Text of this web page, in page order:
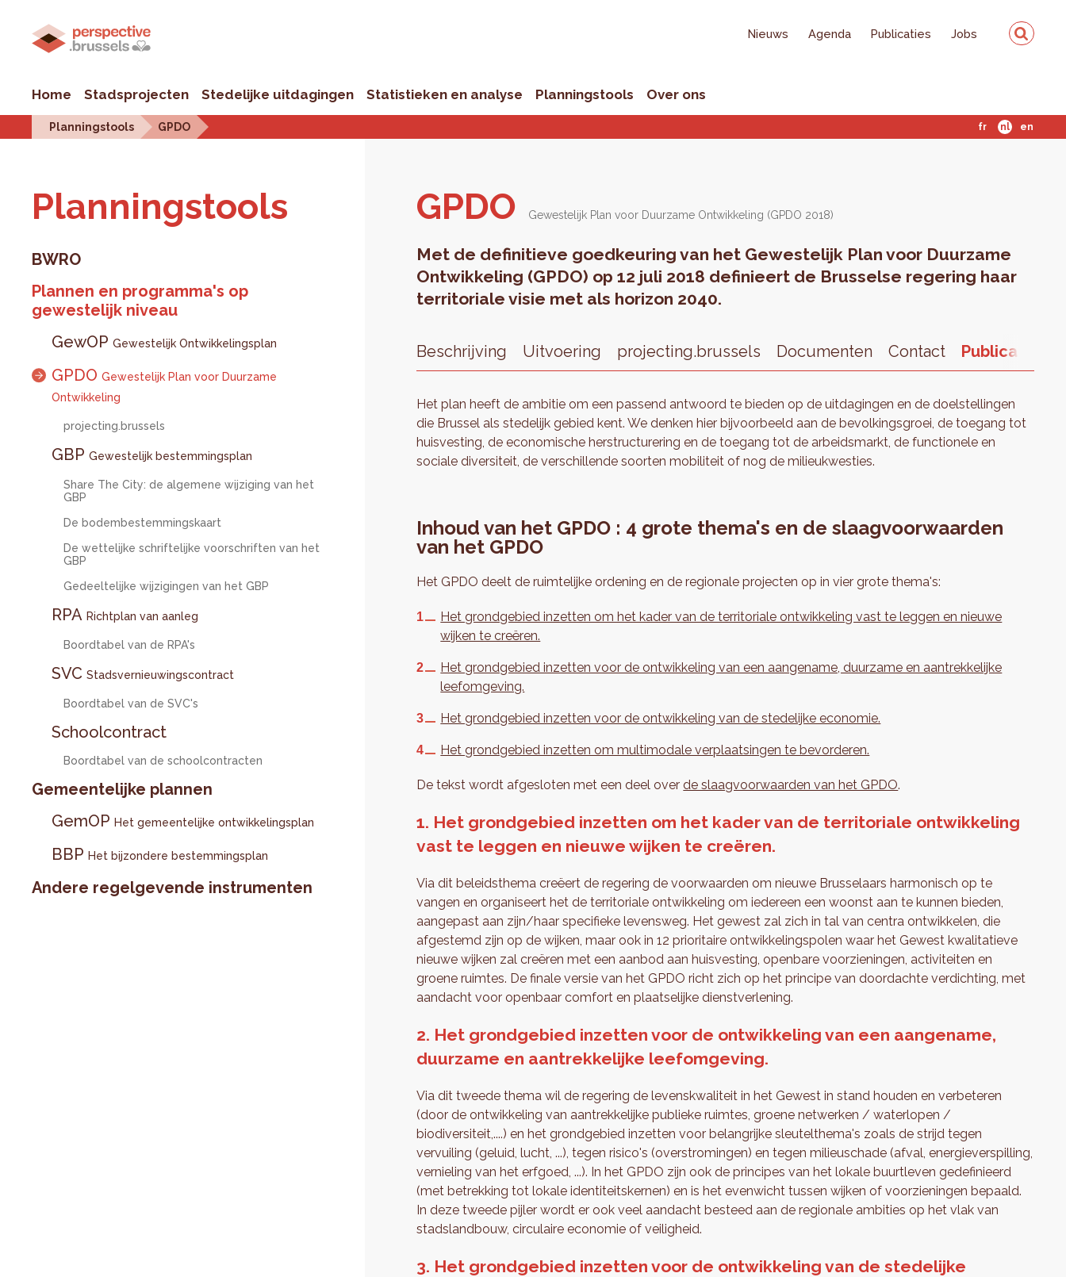
Nieuws Agenda Publicaties Jobs
Home Stadsprojecten Stedelijke uitdagingen Statistieken en analyse Planningstools Over ons
Planningstools GPDO fr nl en
Plan­ningstools
BWRO
Plannen en programma's op
gewestelijk niveau
GewOP Gewestelijk Ontwikkelingsplan
GPDO Gewestelijk Plan voor Duurzame
Ontwikkeling
projecting.brussels
GBP Gewestelijk bestemmingsplan
Share The City: de algemene wijziging van het
GBP
De bodembestemmingskaart
De wettelijke schriftelijke voorschriften van het
GBP
Gedeeltelijke wijzigingen van het GBP
RPA Richtplan van aanleg
Boordtabel van de RPA's
SVC Stadsvernieuwingscontract
Boordtabel van de SVC's
Schoolcontract
Boordtabel van de schoolcontracten
Gemeentelijke plannen
GemOP Het gemeentelijke ontwikkelingsplan
BBP Het bijzondere bestemmingsplan
Andere regelgevende instrumenten
GPDO Gewestelijk Plan voor Duurzame Ontwikkeling (GPDO 2018)
Met de definitieve goedkeuring van het Gewestelijk Plan voor Duurzame
Ontwikkeling (GPDO) op 12 juli 2018 definieert de Brusselse regering haar
territoriale visie met als horizon 2040.
Beschrijving Uitvoering projecting.brussels Documenten Contact Publicaties
Het plan heeft de ambitie om een passend antwoord te bieden op de uitdagingen en de doelstellingen
die Brussel als stedelijk gebied kent. We denken hier bijvoorbeeld aan de bevolkingsgroei, de toegang tot
huisvesting, de economische herstructurering en de toegang tot de arbeidsmarkt, de functionele en
sociale diversiteit, de verschillende soorten mobiliteit of nog de milieukwesties.
Inhoud van het GPDO : 4 grote thema's en de slaagvoorwaarden
van het GPDO
Het GPDO deelt de ruimtelijke ordening en de regionale projecten op in vier grote thema's:
Het grondgebied inzetten om het kader van de territoriale ontwikkeling vast te leggen en nieuwe
wijken te creëren.
Het grondgebied inzetten voor de ontwikkeling van een aangename, duurzame en aantrekkelijke
leefomgeving.
Het grondgebied inzetten voor de ontwikkeling van de stedelijke economie.
Het grondgebied inzetten om multimodale verplaatsingen te bevorderen.
De tekst wordt afgesloten met een deel overde slaagvoorwaarden van het GPDO.
1. Het grondgebied inzetten om het kader van de territoriale ontwikkeling
vast te leggen en nieuwe wijken te creëren.
Via dit beleidsthema creëert de regering de voorwaarden om nieuwe Brusselaars harmonisch op te
vangen en organiseert het de territoriale ontwikkeling om iedereen een woonst aan te kunnen bieden,
aangepast aan zijn/haar specifieke levensweg. Het gewest zal zich in tal van centra ontwikkelen, die
afgestemd zijn op de wijken, maar ook in 12 prioritaire ontwikkelingspolen waar het Gewest kwalitatieve
nieuwe wijken zal creëren met een aanbod aan huisvesting, openbare voorzieningen, activiteiten en
groene ruimtes. De finale versie van het GPDO richt zich op het principe van doordachte verdichting, met
aandacht voor openbaar comfort en plaatselijke dienstverlening.
2. Het grondgebied inzetten voor de ontwikkeling van een aangename,
duurzame en aantrekkelijke leefomgeving.
Via dit tweede thema wil de regering de levenskwaliteit in het Gewest in stand houden en verbeteren
(door de ontwikkeling van aantrekkelijke publieke ruimtes, groene netwerken / waterlopen /
biodiversiteit,....) en het grondgebied inzetten voor belangrijke sleutelthema's zoals de strijd tegen
vervuiling (geluid, lucht, ...), tegen risico's (overstromingen) en tegen milieuschade (afval, energieverspilling,
vernieling van het erfgoed, ...). In het GPDO zijn ook de principes van het lokale buurtleven gedefinieerd
(met betrekking tot lokale identiteitskernen) en is het evenwicht tussen wijken of voorzieningen bepaald.
In deze tweede pijler wordt er ook veel aandacht besteed aan de regionale ambities op het vlak van
stadslandbouw, circulaire economie of veiligheid.
3. Het grondgebied inzetten voor de ontwikkeling van de stedelijke